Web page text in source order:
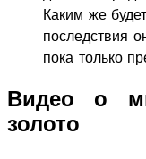
Каким же
последствия
пока только
Видео о
золото